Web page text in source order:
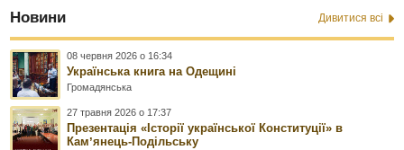
Новини Дивитися всі
08 червня 2026 о 16:34
Українська книга на Одещині
Громадянська
27 травня 2026 о 17:37
Презентація «Історії української Конституції» в
Камʼянець-Подільську